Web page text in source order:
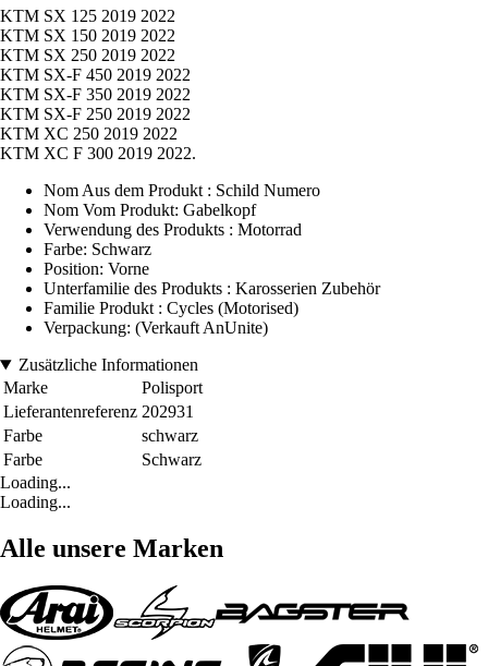
KTM SX 125 2019 2022
KTM SX 150 2019 2022
KTM SX 250 2019 2022
KTM SX-F 450 2019 2022
KTM SX-F 350 2019 2022
KTM SX-F 250 2019 2022
KTM XC 250 2019 2022
KTM XC F 300 2019 2022.
Nom Aus dem Produkt : Schild Numero
Nom Vom Produkt: Gabelkopf
Verwendung des Produkts : Motorrad
Farbe: Schwarz
Position: Vorne
Unterfamilie des Produkts : Karosserien Zubehör
Familie Produkt : Cycles (Motorised)
Verpackung: (Verkauft AnUnite)
Zusätzliche Informationen
Marke
Polisport
Lieferantenreferenz 202931
Farbe
schwarz
Farbe
Schwarz
Loading...
Loading...
Alle unsere Marken